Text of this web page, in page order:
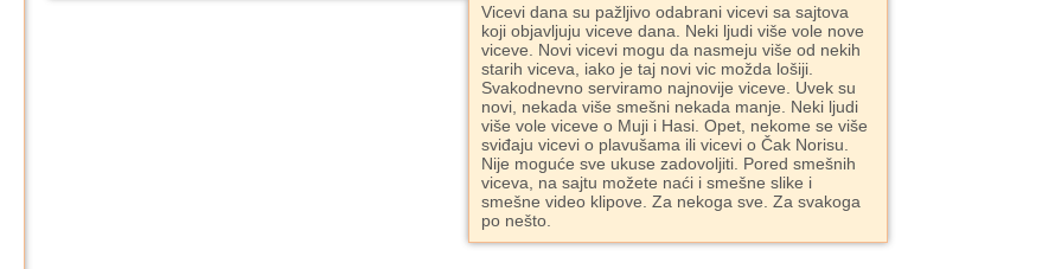
Vicevi dana su pažljivo odabrani vicevi sa sajtova
koji objavljuju viceve dana. Neki ljudi više vole nove
viceve. Novi vicevi mogu da nasmeju više od nekih
starih viceva, iako je taj novi vic možda lošiji.
Svakodnevno serviramo najnovije viceve. Uvek su
novi, nekada više smešni nekada manje. Neki ljudi
više vole viceve o Muji i Hasi. Opet, nekome se više
sviđaju vicevi o plavušama ili vicevi o Čak Norisu.
Nije moguće sve ukuse zadovoljiti. Pored smešnih
viceva, na sajtu možete naći i smešne slike i
smešne video klipove. Za nekoga sve. Za svakoga
po nešto.